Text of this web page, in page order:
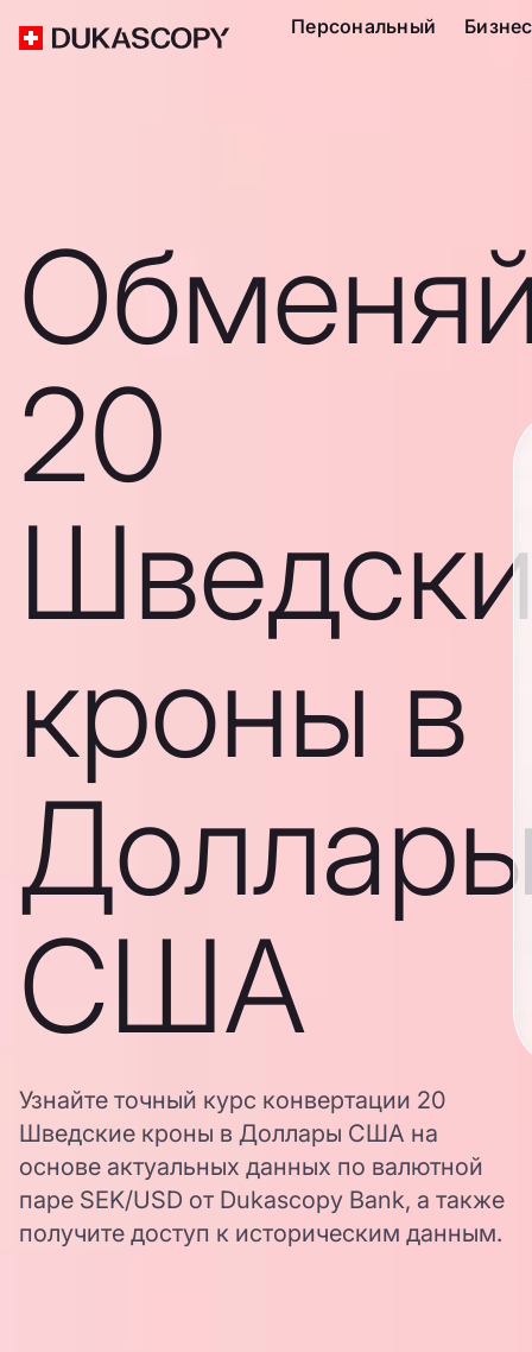
Персональный Бизнес
20
кроны в
США
Узнайте точный курс конвертации 20
Шведские кроны в Доллары США на
основе актуальных данных по валютной
паре SEK/USD от Dukascopy Bank, а также
получите доступ к историческим данным.